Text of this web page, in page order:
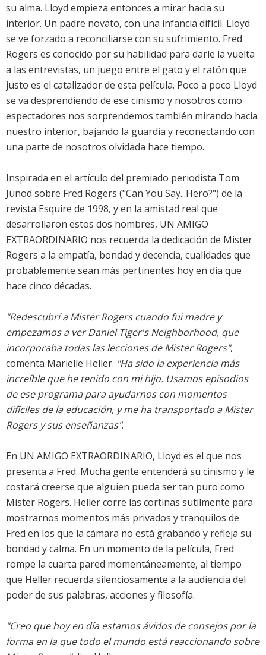
su alma. Lloyd empieza entonces a mirar hacia su
interior. Un padre novato, con una infancia difícil. Lloyd
se ve forzado a reconciliarse con su sufrimiento. Fred
Rogers es conocido por su habilidad para darle la vuelta
a las entrevistas, un juego entre el gato y el ratón que
justo es el catalizador de esta película. Poco a poco Lloyd
se va desprendiendo de ese cinismo y nosotros como
espectadores nos sorprendemos también mirando hacia
nuestro interior, bajando la guardia y reconectando con
una parte de nosotros olvidada hace tiempo.
Inspirada en el artículo del premiado periodista Tom
Junod sobre Fred Rogers ("Can You Say...Hero?") de la
revista Esquire de 1998, y en la amistad real que
desarrollaron estos dos hombres, UN AMIGO
EXTRAORDINARIO nos recuerda la dedicación de Mister
Rogers a la empatía, bondad y decencia, cualidades que
probablemente sean más pertinentes hoy en día que
hace cinco décadas.
"Redescubrí a Mister Rogers cuando fui madre y
empezamos a ver Daniel Tiger's Neighborhood, que
incorporaba todas las lecciones de Mister Rogers",
comenta Marielle Heller. "Ha sido la experiencia más
increíble que he tenido con mi hijo. Usamos episodios
de ese programa para ayudarnos con momentos
difíciles de la educación, y me ha transportado a Mister
Rogers y sus enseñanzas".
En UN AMIGO EXTRAORDINARIO, Lloyd es el que nos
presenta a Fred. Mucha gente entenderá su cinismo y le
costará creerse que alguien pueda ser tan puro como
Mister Rogers. Heller corre las cortinas sutilmente para
mostrarnos momentos más privados y tranquilos de
Fred en los que la cámara no está grabando y refleja su
bondad y calma. En un momento de la película, Fred
rompe la cuarta pared momentáneamente, al tiempo
que Heller recuerda silenciosamente a la audiencia del
poder de sus palabras, acciones y filosofía.
"Creo que hoy en día estamos ávidos de consejos por la
forma en la que todo el mundo está reaccionando sobre